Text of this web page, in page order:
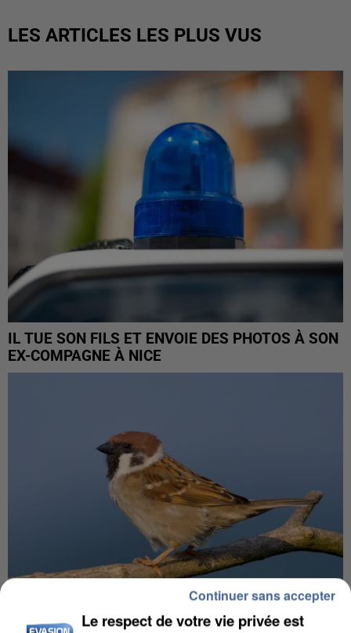
LES ARTICLES LES PLUS VUS
IL TUE SON FILS ET ENVOIE DES PHOTOS À SON
EX-COMPAGNE À NICE
Le respect de votre vie privée est
Continuer sans accepter